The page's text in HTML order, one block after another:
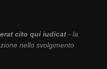
cito qui iudicat- la
nello svolgimento